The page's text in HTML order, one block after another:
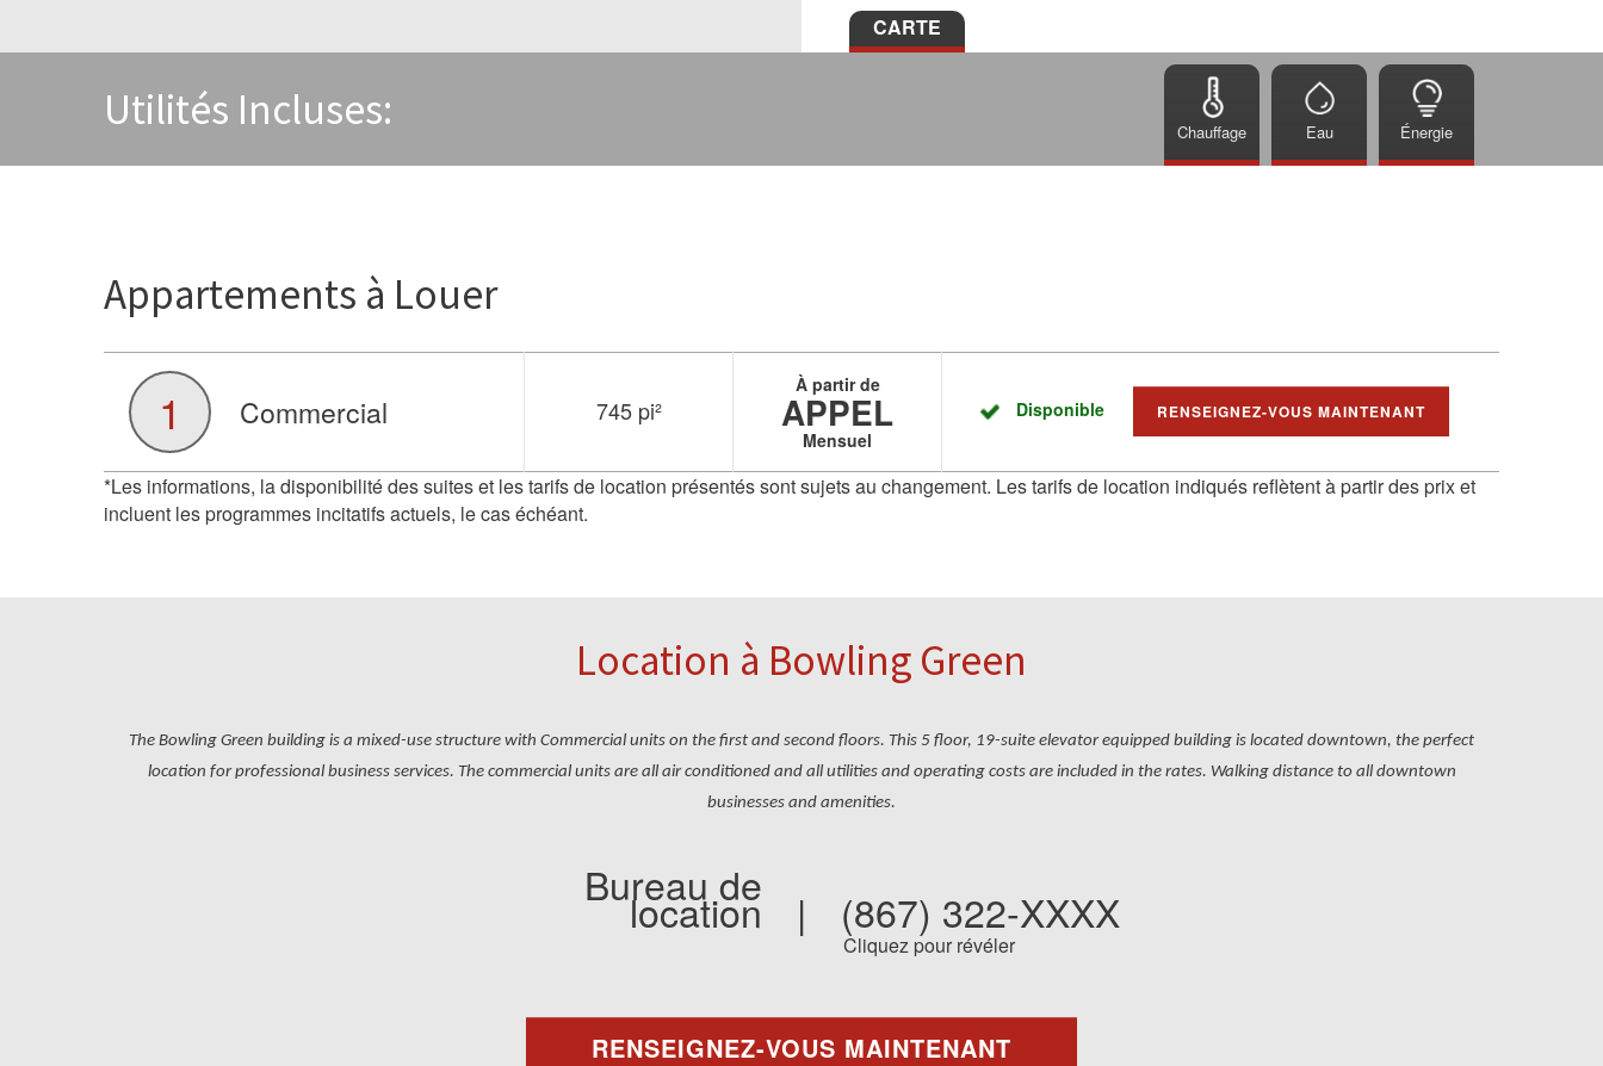
CARTE
Utilités Incluses: Chauffage Eau Énergie
Appartements à Louer
1 Commercial 745 pi²
À partir de
APPEL
Mensuel
Disponible RENSEIGNEZ-VOUS MAINTENANT
*Les informations, la disponibilité des suites et les tarifs de location présentés sont sujets au changement. Les tarifs de location indiqués reflètent à partir des prix et
incluent les programmes incitatifs actuels, le cas échéant.
Location à Bowling Green
The Bowling Green building is a mixed-use structure with Commercial units on the first and second floors. This 5 floor, 19-suite elevator equipped building is located downtown, the perfect
location for professional business services. The commercial units are all air conditioned and all utilities and operating costs are included in the rates. Walking distance to all downtown
businesses and amenities.
Bureau de
location | (867) 322-XXXX
Cliquez pour révéler
RENSEIGNEZ-VOUS MAINTENANT